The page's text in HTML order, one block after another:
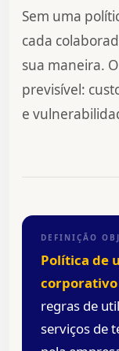
Sem uma
cada
sua maneira.
previsível:
e
DEFINIÇÃO
Política de
corporativo
regras de
serviços de